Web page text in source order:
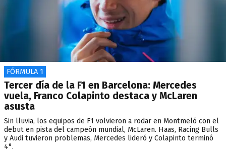
FÓRMULA 1
Tercer día de la F1 en Barcelona: Mercedes
vuela, Franco Colapinto destaca y McLaren
asusta
Sin lluvia, los equipos de F1 volvieron a rodar en Montmeló con el
debut en pista del campeón mundial, McLaren. Haas, Racing Bulls
y Audi tuvieron problemas, Mercedes lideró y Colapinto terminó
4°.